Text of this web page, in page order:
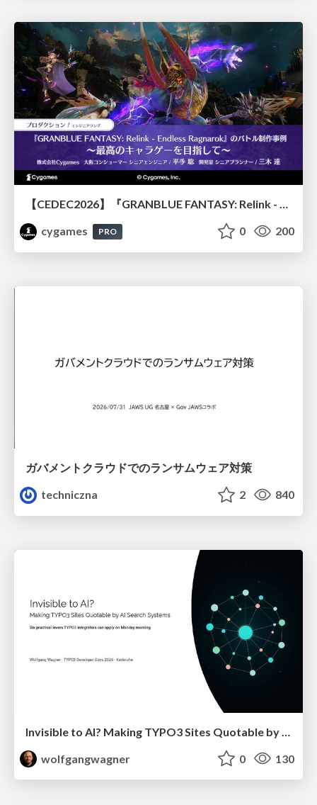
cygames
PRO 0 200
ガバメントクラウドでのランサムウェア対策
techniczna
2 840
wolfgangwagner
0 130